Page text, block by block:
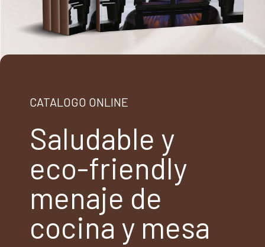
CATALOGO ONLINE
Saludable y
eco-friendly
menaje de
cocina y mesa